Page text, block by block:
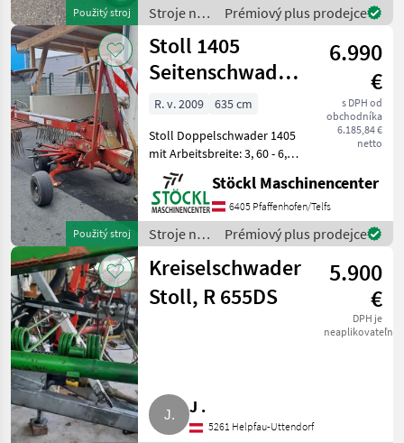
Použitý stroj
Tastrad • klappbare
Stroje na
zber
objemových
krmív /
Stoll
Prémiový plus prodejce
Použitý stroj
Stoll 1405
Seitenschwader
Doppel
6.990
€
s DPH od
obchodníka
6.185,84 €
netto
R. v. 2009
635 cm
Stoll Doppelschwader 1405
mit Arbeitsbreite: 3, 60 - 6,
35m 12 Zinkenarme je
Kreisel 4 Doppelzinken je
Zinkenarm Warntafeln mit
Beleuchtung Gelenkwelle. (
a) Zriad
Stöckl Maschinencenter
6405 Pfaffenhofen/Telfs
Stroje na
zber
objemových
krmív /
Stoll
Prémiový plus prodejce
Kreiselschwader
Stoll, R 655DS
5.900
€
DPH je
neaplikovateľné
J .
5261 Helpfau-Uttendorf